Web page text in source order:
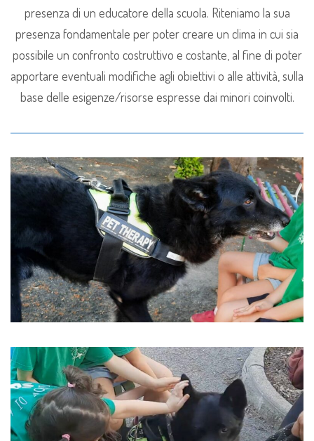
presenza di un educatore della scuola. Riteniamo la sua
presenza fondamentale per poter creare un clima in cui sia
possibile un confronto costruttivo e costante, al fine di poter
apportare eventuali modifiche agli obiettivi o alle attività, sulla
base delle esigenze/risorse espresse dai minori coinvolti.